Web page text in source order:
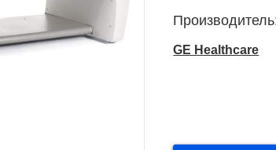
GE Healthcare